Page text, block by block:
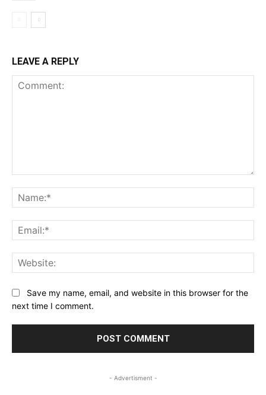
LEAVE A REPLY
Save my name, email, and website in this browser for the
next time I comment.
- Advertisment -